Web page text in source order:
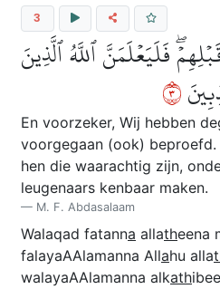
3
فَلَيَعۡلَمَنَّ ٱللَّهُ ٱلَّذِينَ
٣
En voorzeker, Wij hebben
voorgegaan (ook)
hen die waarachtig zijn,
leugenaars kenbaar maken.
M. F. Abdasalaam
Walaqad fatanna allatheena
falayaAAlamanna Allahu alla
walayaAAlamanna alkath